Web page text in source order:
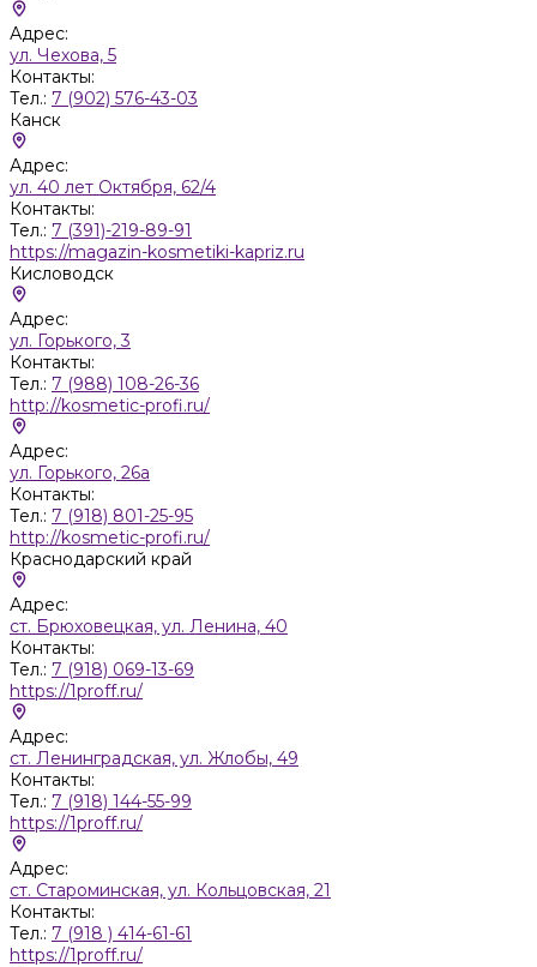
Адрес:
ул. Чехова, 5
Контакты:
Тел.: 7 (902) 576-43-03
Канск
Адрес:
ул. 40 лет Октября, 62/4
Контакты:
Тел.: 7 (391)-219-89-91
https://magazin-kosmetiki-kapriz.ru
Кисловодск
Адрес:
ул. Горького, 3
Контакты:
Тел.: 7 (988) 108-26-36
http://kosmetic-profi.ru/
Адрес:
ул. Горького, 26а
Контакты:
Тел.: 7 (918) 801-25-95
http://kosmetic-profi.ru/
Краснодарский край
Адрес:
ст. Брюховецкая, ул. Ленина, 40
Контакты:
Тел.: 7 (918) 069-13-69
https://1proff.ru/
Адрес:
ст. Ленинградская, ул. Жлобы, 49
Контакты:
Тел.: 7 (918) 144-55-99
https://1proff.ru/
Адрес:
ст. Староминская, ул. Кольцовская, 21
Контакты:
Тел.: 7 (918 ) 414-61-61
https://1proff.ru/